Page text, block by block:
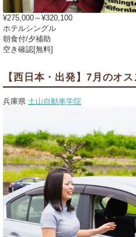
¥275,000～¥320,100
ホテルシングル
朝食付/夕補助
空き確認[無料]
【西日本・出発】7月のオ
兵庫県 土山自動車学院